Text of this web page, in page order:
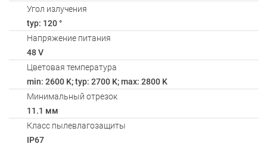
Угол излучения
typ: 120 °
Напряжение питания
48 V
Цветовая температура
min: 2600 K; typ: 2700 K; max: 2800 K
Минимальный отрезок
11.1 мм
Класс пылевлагозащиты
IP67